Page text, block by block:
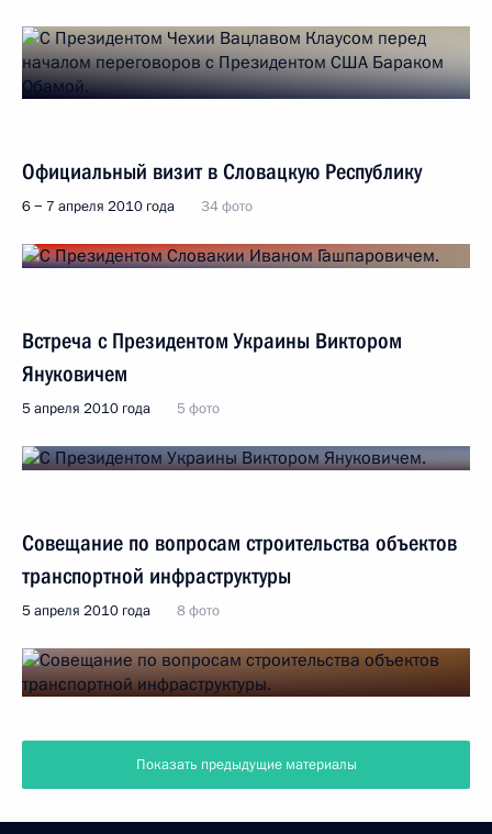
Официальный визит в Словацкую Республику
6 − 7 апреля 2010 года 34 фото
Встреча с Президентом Украины Виктором
Януковичем
5 апреля 2010 года 5 фото
Совещание по вопросам строительства объектов
транспортной инфраструктуры
5 апреля 2010 года 8 фото
Показать предыдущие материалы